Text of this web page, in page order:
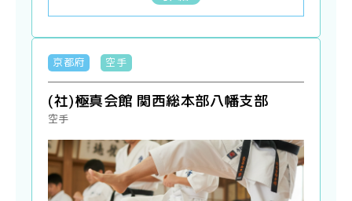
京都府 空手
(社)極真会館 関西総本部八幡支部
空手